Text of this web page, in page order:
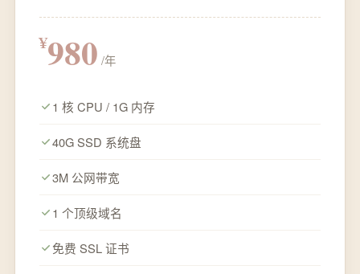
¥980 /年
1 核 CPU / 1G 内存
40G SSD 系统盘
3M 公网带宽
1 个顶级域名
免费 SSL 证书